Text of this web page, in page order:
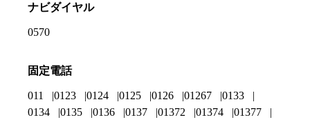
ナビダイヤル
0570
固定電話
011 0123 0124 0125 0126 01267
0133
0134
0135 0136 0137 01372 01374
01377